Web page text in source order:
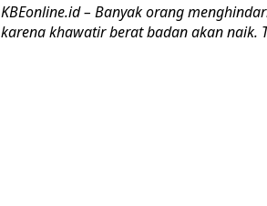
KBEonline.id – Banyak orang
karena khawatir berat badan akan naik.